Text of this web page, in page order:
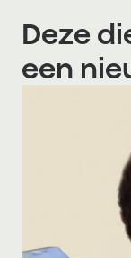
Deze
een